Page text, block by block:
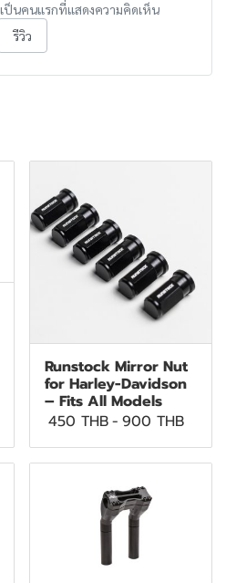
ป็นคนแรกที่แสดงความคิดเห็น
รีวิว
Runstock Mirror Nut
for Harley-Davidson
– Fits All Models
450 THB- 900 THB